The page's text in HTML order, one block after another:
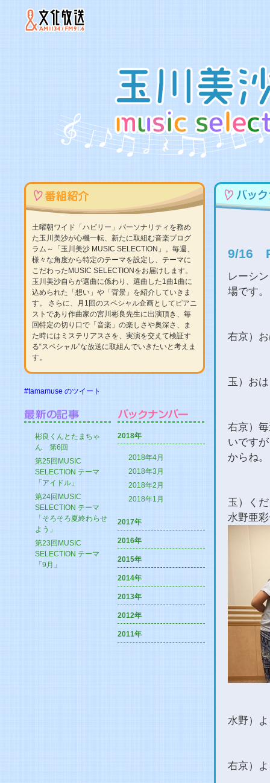
土曜朝ワイド「ハピリー」パーソナリティを務め
た玉川美沙が心機一転、新たに取組む音楽プログ
ラム～「玉川美沙 MUSIC SELECTION」。毎週、
様々な角度から特定のテーマを設定し、テーマに
こだわったMUSIC SELECTIONをお届けします。
玉川美沙自らが選曲に係わり、選曲した1曲1曲に
込められた「想い」や「背景」を紹介していきま
す。 さらに、月1回のスペシャル企画としてピアニ
ストであり作曲家の宮川彬良先生に出演頂き、毎
回特定の切り口で「音楽」の楽しさや奥深さ、ま
た時にはミステリアスさを、実演を交えて検証す
る“スペシャル”な放送に取組んでいきたいと考えま
す。
#tamamuse のツイート
彬良くんとたまちゃ
ん 第6回
第25回MUSIC
SELECTION テーマ
「アイドル」
第24回MUSIC
SELECTION テーマ
「そろそろ夏終わらせ
よう」
第23回MUSIC
SELECTION テーマ
「9月」
2018年
2018年4月
2018年3月
2018年2月
2018年1月
2017年
2016年
2015年
2014年
2013年
2012年
2011年
9/16
レーシ
場です。
右京）
玉）お
右京）
いです
からね。
玉）く
水野亜
水野）
右京）